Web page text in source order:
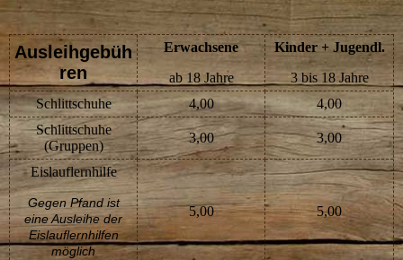
Ausleihgebüh
ren
Erwachsene
ab 18 Jahre
Kinder + Jugendl.
3 bis 18 Jahre
Schlittschuhe
4,00
4,00
Schlittschuhe
(Gruppen)
3,00 3,00
Eislauflernhilfe
Gegen Pfand ist
eine Ausleihe der
Eislauflernhilfen
möglich
5,00 5,00